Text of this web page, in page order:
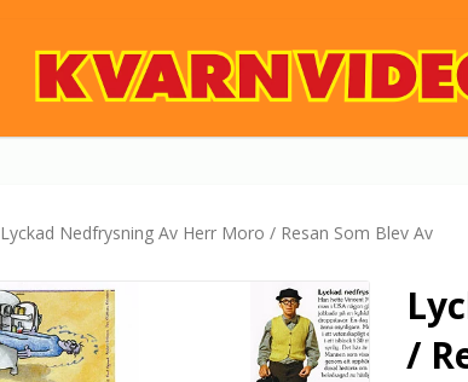
Lyckad Nedfrysning Av Herr Moro / Resan Som Blev Av
/